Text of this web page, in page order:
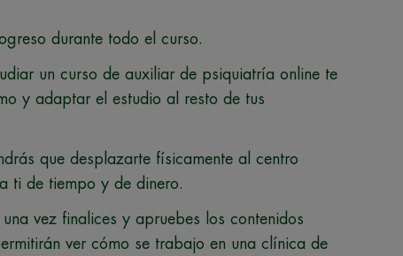
durante todo el curso.
un curso de auxiliar de psiquiatría online te
y adaptar el estudio al resto de tus
que desplazarte físicamente al centro
ti de tiempo y de dinero.
vez finalices y apruebes los contenidos
ver cómo se trabajo en una clínica de